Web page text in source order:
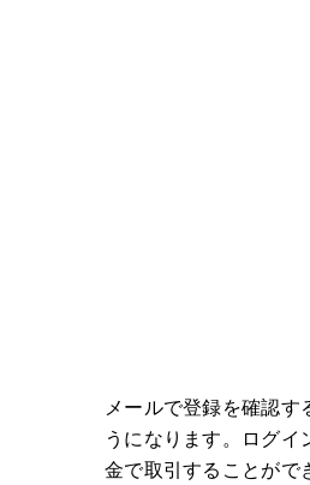
メールで登録を確認す
うになります。ログ
金で取引することがで